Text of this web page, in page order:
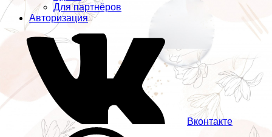
Для партнёров
Авторизация
Вконтакте